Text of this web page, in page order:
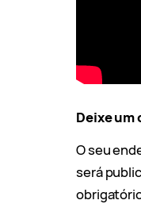
Deixe
O seu
será